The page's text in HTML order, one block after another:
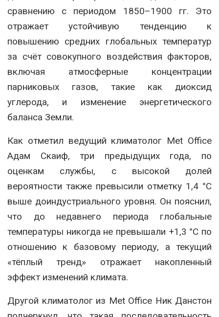
сравнению с периодом 1850–1900 гг. Это
отражает устойчивую тенденцию к
повышению средних глобальных температур
за счёт совокупного воздействия факторов,
включая атмосферные концентрации
парниковых газов, такие как диоксид
углерода, и изменение энергетического
баланса Земли.
Как отметил ведущий климатолог Met Office
Адам Скаиф, три предыдущих года, по
оценкам службы, с высокой долей
вероятности также превысили отметку 1,4 °C
выше доиндустриального уровня. Он пояснил,
что до недавнего периода глобальные
температуры никогда не превышали +1,3 °C по
отношению к базовому периоду, а текущий
«тёплый тренд» отражает накопленный
эффект изменений климата.
Другой климатолог из Met Office Ник Данстон